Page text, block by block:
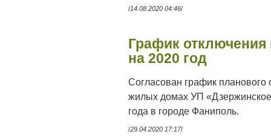
/14.08.2020 04:46/
График
на 2020 год
Согласован график планового
жилых домах УП
года в городе Фаниполь.
/29.04.2020 17:17/